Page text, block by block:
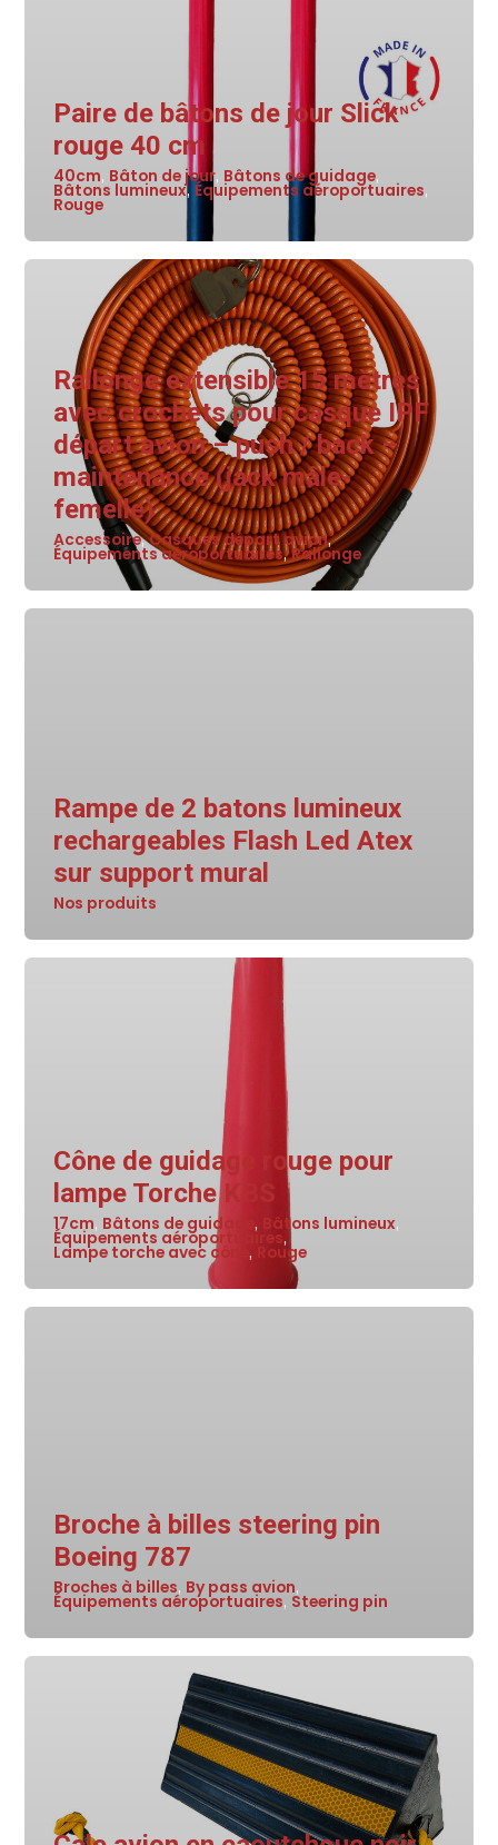
Paire de bâtons de jour Slick
rouge 40 cm
40cm, Bâton de jour, Bâtons de guidage,
Bâtons lumineux, Équipements aéroportuaires,
Rouge
Rallonge extensible 15 mètres
avec crochets pour casque IPF
départ avion – push / back –
maintenance (jack mâle-
femelle)
Accessoire,Casques départ avion,
Équipements aéroportuaires,Rallonge
Rampe de 2 batons lumineux
rechargeables Flash Led Atex
sur support mural
Nos produits
Cône de guidage rouge pour
lampe Torche KBS
17cm, Bâtons de guidage, Bâtons lumineux,
Équipements aéroportuaires,
Lampe torche avec cône, Rouge
Broche à billes steering pin
Boeing 787
Broches à billes, By pass avion,
Équipements aéroportuaires, Steering pin